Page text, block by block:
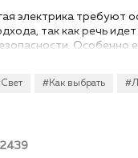
#Как выбрать
электрика требуют
так как речь
Особенно
актуальным в
разные варианты,